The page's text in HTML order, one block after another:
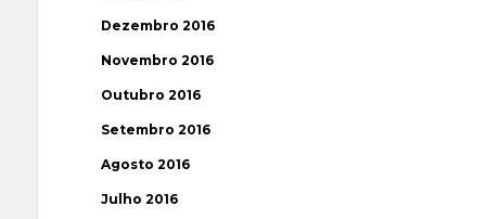
Dezembro 2016
Novembro 2016
Outubro 2016
Setembro 2016
Agosto 2016
Julho 2016